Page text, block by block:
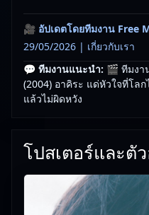
🎥 อัปเดตโดยทีมงาน Free
29/05/2026 | เกี่ยวกับเรา
💬 ทีมงานแนะนำ: 🎬 ทีมงา
(2004) อาคิระ แด่หัวใจที่โล
แล้วไม่ผิดหวัง
โปสเตอร์และตั